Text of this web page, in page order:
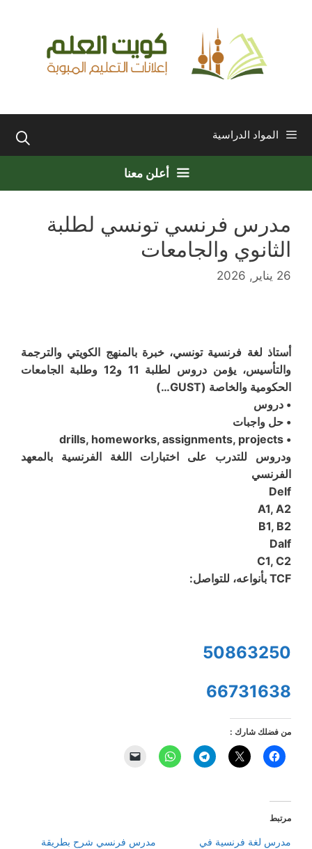
المواد الدراسية
أعلن معنا
مدرس فرنسي تونسي لطلبة
الثانوي والجامعات
26 يناير, 2026
أستاذ لغة فرنسية تونسي، خبرة بالمنهج الكويتي والترجمة
والتأسيس، يؤمن دروس لطلبة 11 و12 وطلبة الجامعات
الحكومية والخاصة (GUST…)
• دروس
• حل واجبات
• drills, homeworks, assignments, projects
ودروس للتدرب على اختبارات اللغة الفرنسية بالمعهد
الفرنسي
Delf
A1, A2
B1, B2
Dalf
C1, C2
TCF بأنواعه، للتواصل:
50863250
66731638
من فضلك شارك :
مرتبط
مدرس لغة فرنسية في
مدرس فرنسي شرح بطريقة